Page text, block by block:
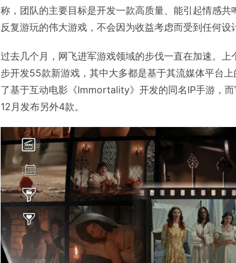
称，团队的主要目标是开发一款高质量、能引起情感
反复游玩的伟大游戏，不会因为收益考虑而受到任何设
过去几个月，网飞进军游戏领域的步伐一直在加速。
步开发55款新游戏，其中大多都是基于其流媒体平台
了基于互动电影《Immortality》开发的同名IP手游，
12月发布另外4款。